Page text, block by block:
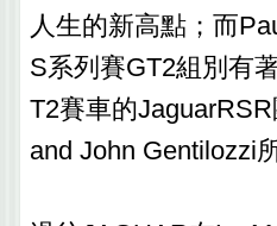
人生的新高點；而
S系列賽GT2組別有
T2賽車的
and John Gentilozzi